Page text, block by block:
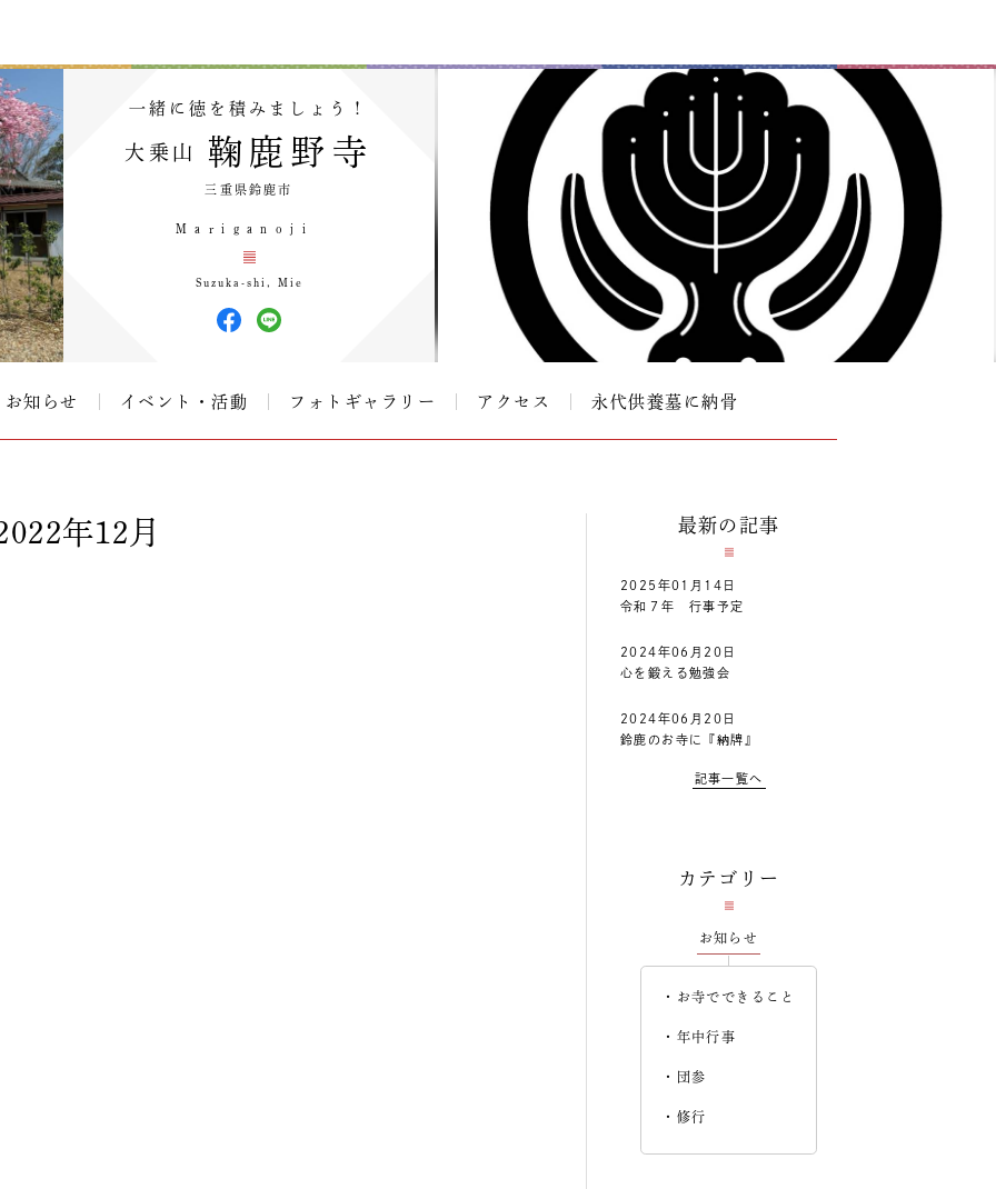
一緒に徳を積みましょう！
大乗山 鞠鹿野寺
三重県鈴鹿市
M a r i g a n o j i
Suzuka-shi, Mie
お知らせ イベント・活動 フォトギャラリー アクセス 永代供養墓に納骨
年12月 最新の記事
2025年01月14日
令和７年 行事予定
2024年06月20日
心を鍛える勉強会
2024年06月20日
鈴鹿のお寺に『納牌』
記事一覧へ
カテゴリー
お知らせ
お寺でできること
年中行事
団参
修行